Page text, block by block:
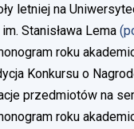
letniej na
Stanisława Lema
roku
Konkursu o
przedmiotów na
roku